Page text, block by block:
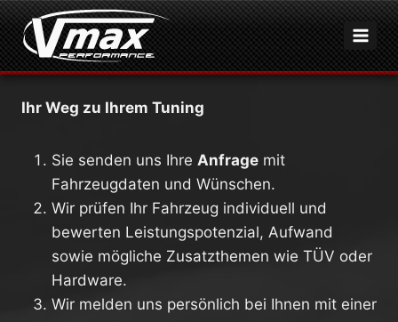
Zum
Inhalt
springen
Ihr Weg zu Ihrem Tuning
Sie senden uns Ihre Anfrage mit
Fahrzeugdaten und Wünschen.
Wir prüfen Ihr Fahrzeug individuell und
bewerten Leistungspotenzial, Aufwand
sowie mögliche Zusatzthemen wie TÜV oder
Hardware.
Wir melden uns persönlich bei Ihnen mit einer